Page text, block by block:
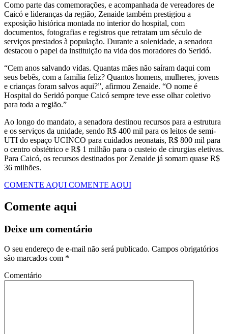
Como parte das comemorações, e acompanhada de vereadores de
Caicó e lideranças da região, Zenaide também prestigiou a
exposição histórica montada no interior do hospital, com
documentos, fotografias e registros que retratam um século de
serviços prestados à população. Durante a solenidade, a senadora
destacou o papel da instituição na vida dos moradores do Seridó.
“Cem anos salvando vidas. Quantas mães não saíram daqui com
seus bebês, com a família feliz? Quantos homens, mulheres, jovens
e crianças foram salvos aqui?”, afirmou Zenaide. “O nome é
Hospital do Seridó porque Caicó sempre teve esse olhar coletivo
para toda a região.”
Ao longo do mandato, a senadora destinou recursos para a estrutura
e os serviços da unidade, sendo R$ 400 mil para os leitos de semi-
UTI do espaço UCINCO para cuidados neonatais, R$ 800 mil para
o centro obstétrico e R$ 1 milhão para o custeio de cirurgias eletivas.
Para Caicó, os recursos destinados por Zenaide já somam quase R$
36 milhões.
COMENTE AQUI COMENTE AQUI
Comente aqui
Deixe um comentário
O seu endereço de e-mail não será publicado. Campos obrigatórios
são marcados com *
Comentário